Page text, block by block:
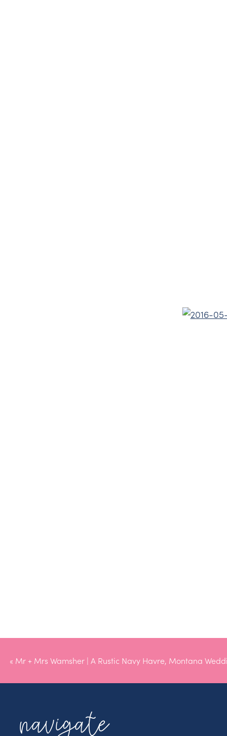
« Mr + Mrs Wamsher | A Rustic Navy Havre, Montana
navigate